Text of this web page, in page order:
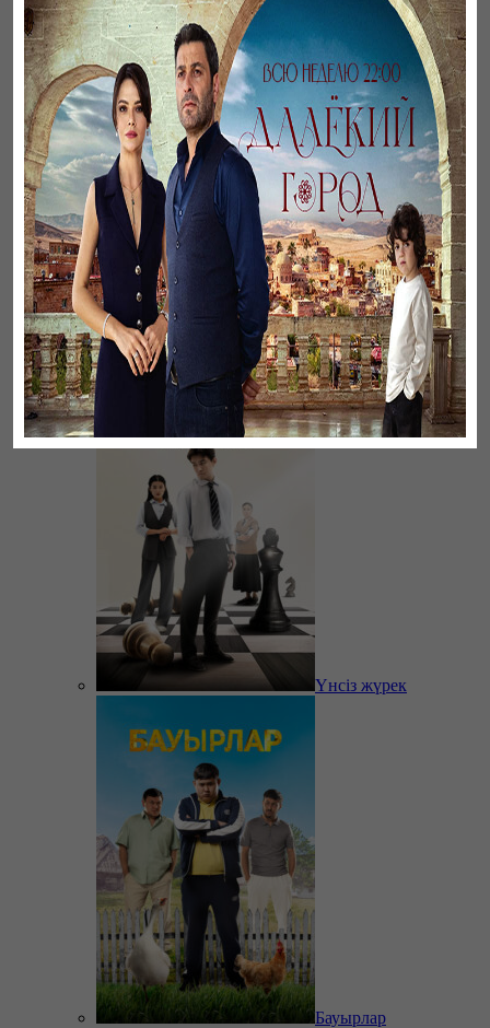
Әңгімесі ауылдың…
Үзілген жапырақтар
Үнсіз жүрек
Бауырлар